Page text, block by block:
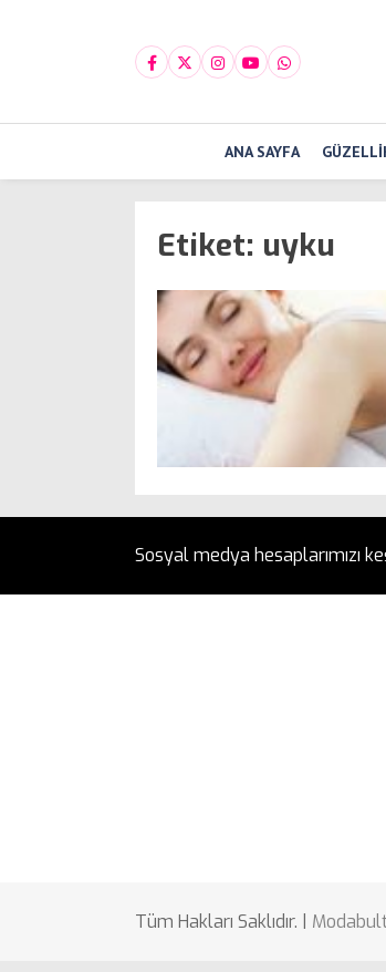
ANA SAYFA
Etiket: uyku
Sosyal medya hesaplarımızı
Tüm Hakları Saklıdır. |